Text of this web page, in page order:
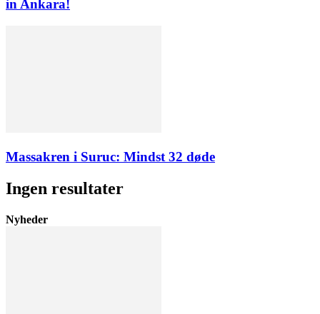
in Ankara!
Massakren i Suruc: Mindst 32 døde
Ingen resultater
Nyheder